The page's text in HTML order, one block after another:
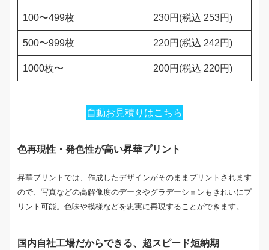
100〜499枚 230円(税込 253円)
500〜999枚 220円(税込 242円)
1000枚〜 200円(税込 220円)
自動お見積りはこちら
色再現性・発色性が高い昇華プリント
昇華プリントでは、作成したデザインがそのままプリントされます
ので、写真などの高解像度のデータやグラデーションもきれいにプ
リント可能。色味や模様などを忠実に再現することができます。
国内自社工場だからできる、超スピード短納期